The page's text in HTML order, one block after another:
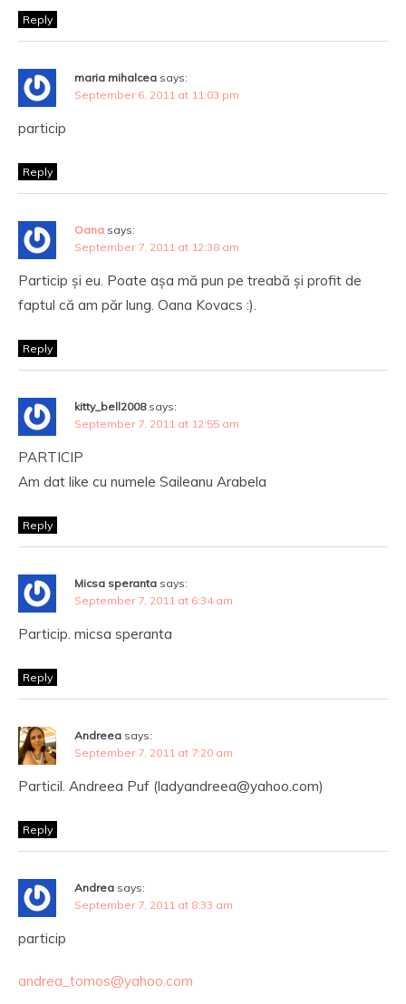
Reply
maria mihalcea says:
September 6, 2011 at 11:03 pm
particip
Reply
Oana says:
September 7, 2011 at 12:38 am
Particip și eu. Poate așa mă pun pe treabă și profit de
faptul că am păr lung. Oana Kovacs :).
Reply
kitty_bell2008 says:
September 7, 2011 at 12:55 am
PARTICIP
Am dat like cu numele Saileanu Arabela
Reply
Micsa speranta says:
September 7, 2011 at 6:34 am
Particip. micsa speranta
Reply
Andreea says:
September 7, 2011 at 7:20 am
Particil. Andreea Puf (ladyandreea@yahoo.com)
Reply
Andrea says:
September 7, 2011 at 8:33 am
particip
andrea_tomos@yahoo.com